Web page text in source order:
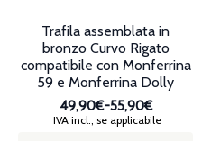
Trafila assemblata in
bronzo Curvo Rigato
compatibile con Monferrina
59 e Monferrina Dolly
49,90€-55,90€
Fascia
IVA incl., se applicabile